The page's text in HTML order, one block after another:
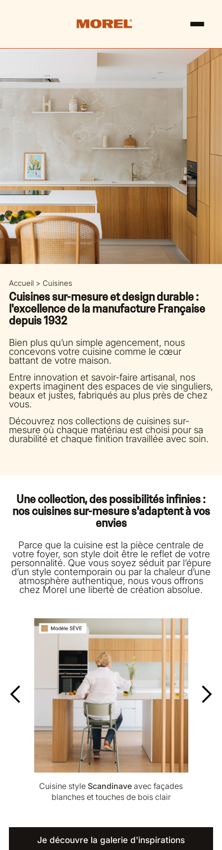
Accueil > Cuisines
Cuisines sur-mesure et design durable :
l'excellence de la manufacture Française
depuis 1932
Bien plus qu’un simple agencement, nous
concevons votre cuisine comme le cœur
battant de votre maison.
Entre innovation et savoir-faire artisanal, nos
experts imaginent des espaces de vie singuliers,
beaux et justes, fabriqués au plus près de chez
vous.
Découvrez nos collections de cuisines sur-
mesure où chaque matériau est choisi pour sa
durabilité et chaque finition travaillée avec soin.
Une collection, des possibilités infinies :
nos cuisines sur-mesure s'adaptent à vos
envies
Parce que la cuisine est la pièce centrale de
votre foyer, son style doit être le reflet de votre
personnalité. Que vous soyez séduit par l’épure
d’un style contemporain ou par la chaleur d’une
atmosphère authentique, nous vous offrons
chez Morel une liberté de création absolue.
Cuisine style Scandinave avec façades
blanches et touches de bois clair
Je découvre la galerie d'inspirations